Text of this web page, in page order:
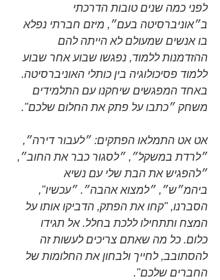
לפני כמה שנים טובות הדרכתי
ב״אוניברסיטה בעם״, מיזם חברתי נפלא
בו אנשים שמעולם לא הייתה להם
ההזדמנות ללמוד, נפגשו שבוע אחר שבוע
ללמוד פסיכולוגיה בין כותלי האוניברסיטה.
באחד המפגשים שיחקנו עם התלמידים
משחק ״כתבו על פתק את החלום שלכם".
אט אט התמלאו הפתקים: ״לעבור דירה״,
״לרדת במשקל״, ״לסגור כבר את החוב״,
״להפגיש את הבת שלי עם נשיא
ביהמ״ש״, ״למצוא אהבה״. ״עכשיו",
הסברנו, "קחו את הפתק, הדביקו אותו על
המצח ותתחילו ללכת בחלל. אל תגידו
כלום. כל מה שאתם צריכים לעשות זה
להסתובב, לחייך ולבחון את החלומות של
החברים שלכם".